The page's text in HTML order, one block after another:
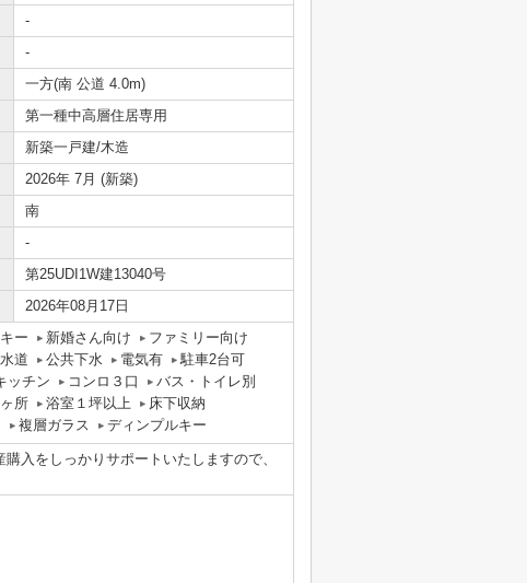
-
-
一方(南 公道 4.0m)
第一種中高層住居専用
新築一戸建/木造
2026年 7月 (新築)
南
-
第25UDI1W建13040号
2026年08月17日
ー 新婚さん向け
ファミリー向け
道 公共下水 電気有
駐車2台可
ッチン コンロ３口
バス・トイレ別
所 浴室１坪以上
床下収納
複層ガラス ディンプルキー
入をしっかりサポートいたしますので、